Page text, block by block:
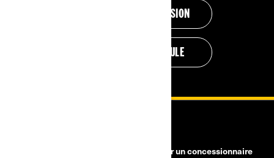
OBTENEZ UNE SOUMISSION
ÉVALUEZ MON VÉHICULE
Devenir un concessionnaire